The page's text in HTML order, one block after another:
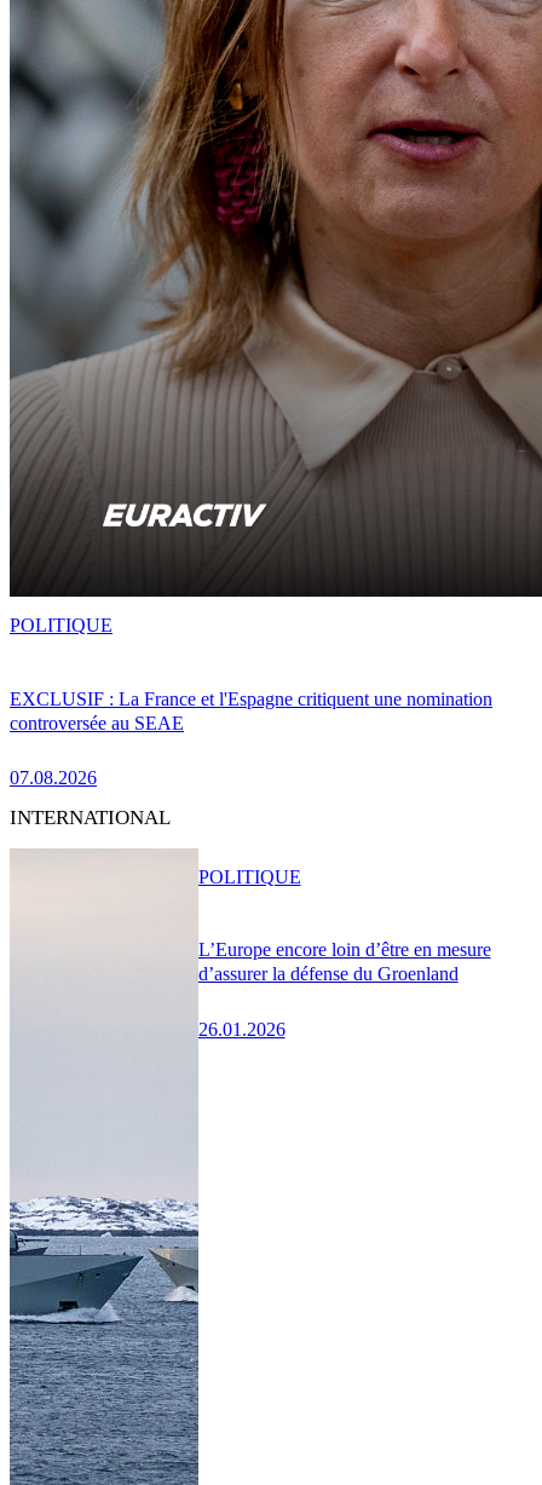
EXCLUSIF : La France et l'Espagne critiquent une nomination
controversée au SEAE
07.08.2026
POLITIQUE
INTERNATIONAL
L’Europe encore loin d’être en mesure
d’assurer la défense du Groenland
26.01.2026
POLITIQUE